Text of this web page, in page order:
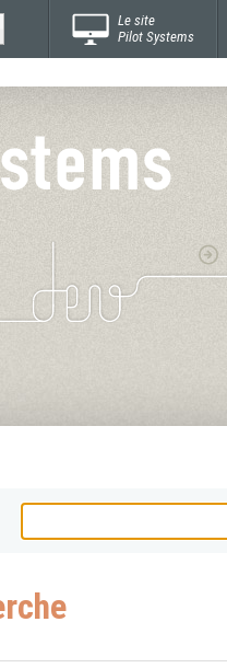
Le site
Pilot Systems